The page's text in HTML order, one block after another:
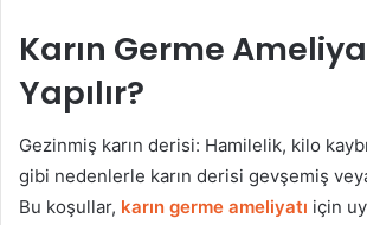
Karın Germe
Yapılır?
Gezinmiş karın derisi: Hamilelik, kilo
gibi nedenlerle karın derisi gevşemiş
Bu koşullar, karın germe ameliyatı için